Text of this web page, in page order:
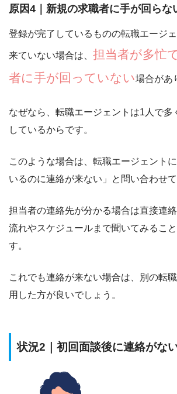
原因4｜新規の求職者に手が回らな
登録が完了しているものの転職エージ
来ていない場合は、 担当者が多忙
者に手が回っていない場合があ
なぜなら、転職エージェントは1人で多
しているからです。
このような場合は、転職エージェント
いるのに連絡が来ない」と問い合わせて
担当者の連絡先が分かる場合は直接連
流れやスケジュールまで聞いてみること
す。
これでも連絡が来ない場合は、別の転
用した方が良いでしょう。
状況2｜初回面談後に連絡がな